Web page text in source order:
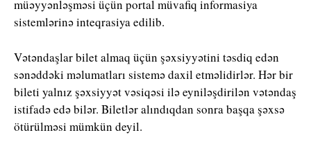
müəyyənləşməsi üçün portal müvafiq informasiya
sistemlərinə inteqrasiya edilib.
Vətəndaşlar bilet almaq üçün şəxsiyyətini təsdiq edən
sənəddəki məlumatları sistemə daxil etməlidirlər. Hər bir
bileti yalnız şəxsiyyət vəsiqəsi ilə eyniləşdirilən vətəndaş
istifadə edə bilər. Biletlər alındıqdan sonra başqa şəxsə
ötürülməsi mümkün deyil.